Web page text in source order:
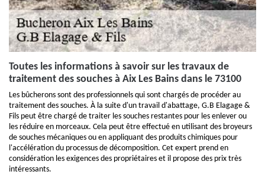
Toutes les informations à savoir sur les travaux de
traitement des souches à Aix Les Bains dans le 73100
Les bûcherons sont des professionnels qui sont chargés de procéder au
traitement des souches. À la suite d'un travail d'abattage, G.B Elagage &
Fils peut être chargé de traiter les souches restantes pour les enlever ou
les réduire en morceaux. Cela peut être effectué en utilisant des broyeurs
de souches mécaniques ou en appliquant des produits chimiques pour
l'accélération du processus de décomposition. Cet expert prend en
considération les exigences des propriétaires et il propose des prix très
intéressants.